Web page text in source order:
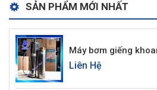
SẢN PHẨM MỚI NHẤT
Máy bơm giếng
Liên Hệ